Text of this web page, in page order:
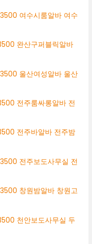
여수시룸알바 여수
완산구퍼블릭알바
울산여성알바 울산
전주룸싸롱알바 전
전주바알바 전주밤
전주보도사무실 전
창원밤알바 창원고
천안보도사무실 두